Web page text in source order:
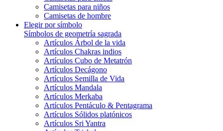
Camisetas para niños
Camisetas de hombre
Elegir por símbolo
Símbolos de geometría sagrada
Artículos Árbol de la vida
Artículos Chakras indios
Artículos Cubo de Metatrón
Artículos Decágono
Artículos Semilla de Vida
Artículos Mandala
Artículos Merkaba
Artículos Pentáculo & Pentagrama
Artículos Sólidos platónicos
Artículos Sri Yantra